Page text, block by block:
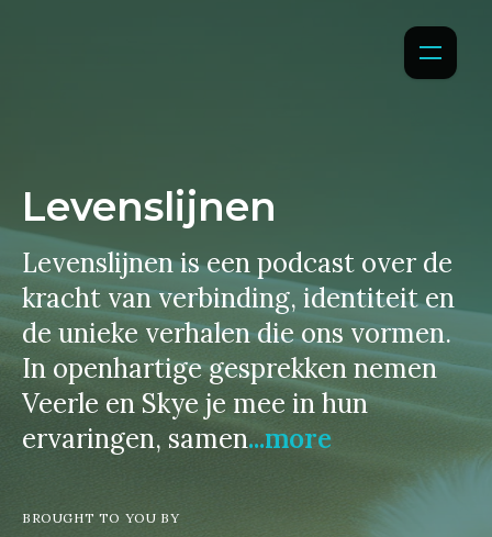
Levenslijnen
Levenslijnen is een podcast over de
kracht van verbinding, identiteit en
de unieke verhalen die ons vormen.
In openhartige gesprekken nemen
Veerle en Skye je mee in hun
ervaringen, samen...more
BROUGHT TO YOU BY